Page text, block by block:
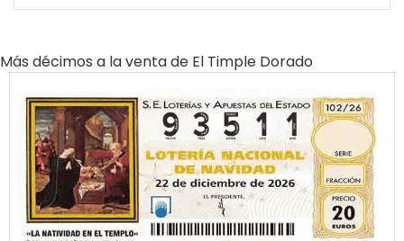
Más décimos a la venta de El Timple Dorado